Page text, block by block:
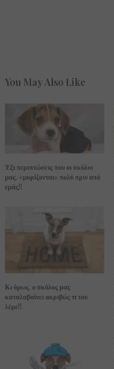
You May Also Like
Έξι περιπτώσεις που οι σκύλοι
μας, «μυρίζονται» πολύ πριν από
εμάς!!
Κι όμως, ο σκύλος μας
καταλαβαίνει ακριβώς τι του
λέμε!!